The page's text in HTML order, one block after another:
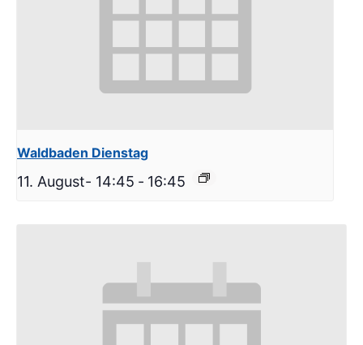
Waldbaden Dienstag
11. August- 14:45 - 16:45